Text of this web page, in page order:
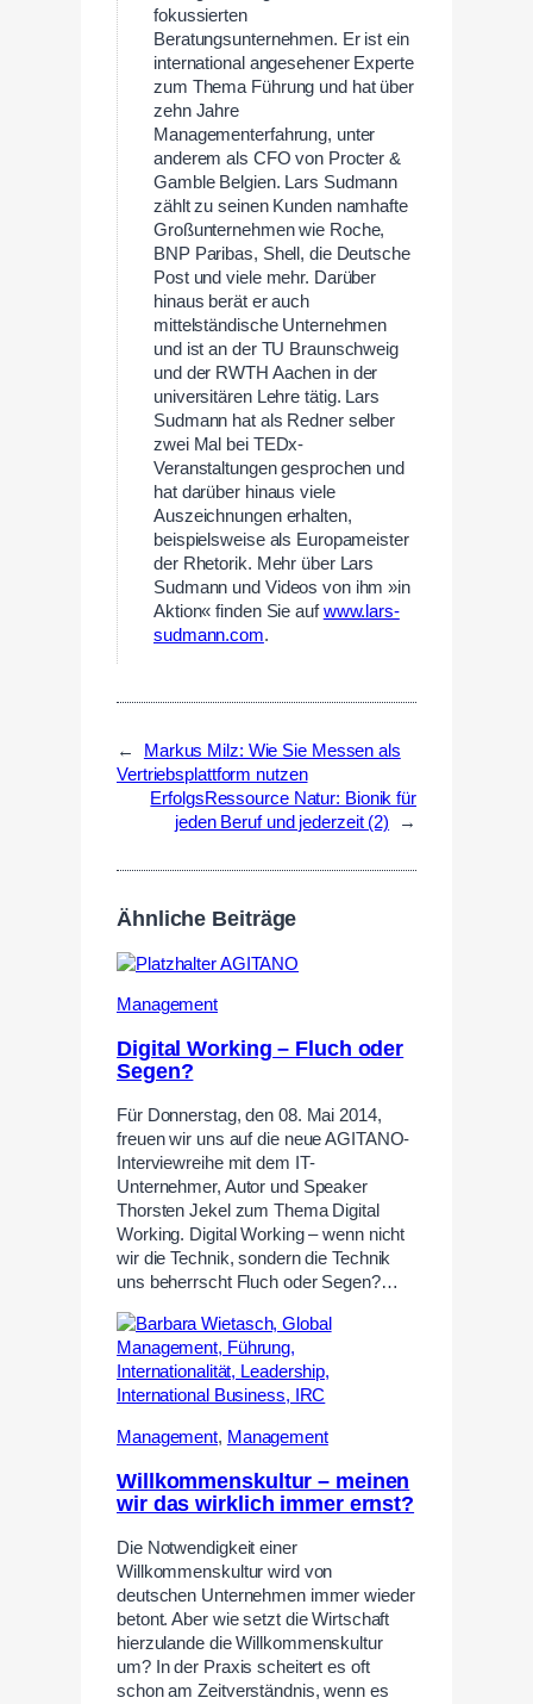
fokussierten
Beratungsunternehmen. Er ist ein
international angesehener Experte
zum Thema Führung und hat über
zehn Jahre
Managementerfahrung, unter
anderem als CFO von Procter &
Gamble Belgien. Lars Sudmann
zählt zu seinen Kunden namhafte
Großunternehmen wie Roche,
BNP Paribas, Shell, die Deutsche
Post und viele mehr. Darüber
hinaus berät er auch
mittelständische Unternehmen
und ist an der TU Braunschweig
und der RWTH Aachen in der
universitären Lehre tätig. Lars
Sudmann hat als Redner selber
zwei Mal bei TEDx-
Veranstaltungen gesprochen und
hat darüber hinaus viele
Auszeichnungen erhalten,
beispielsweise als Europameister
der Rhetorik. Mehr über Lars
Sudmann und Videos von ihm »in
Aktion« finden Sie aufwww.lars-
sudmann.com.
←
Markus Milz: Wie Sie Messen als
Vertriebsplattform nutzen
ErfolgsRessource Natur: Bionik für
jeden Beruf und jederzeit (2)
→
Ähnliche Beiträge
Management
Digital Working – Fluch oder
Segen?
Für Donnerstag, den 08. Mai 2014,
freuen wir uns auf die neue AGITANO-
Interviewreihe mit dem IT-
Unternehmer, Autor und Speaker
Thorsten Jekel zum Thema Digital
Working. Digital Working – wenn nicht
wir die Technik, sondern die Technik
uns beherrscht Fluch oder Segen?…
Management, Management
Willkommenskultur – meinen
wir das wirklich immer ernst?
Die Notwendigkeit einer
Willkommenskultur wird von
deutschen Unternehmen immer wieder
betont. Aber wie setzt die Wirtschaft
hierzulande die Willkommenskultur
um? In der Praxis scheitert es oft
schon am Zeitverständnis, wenn es